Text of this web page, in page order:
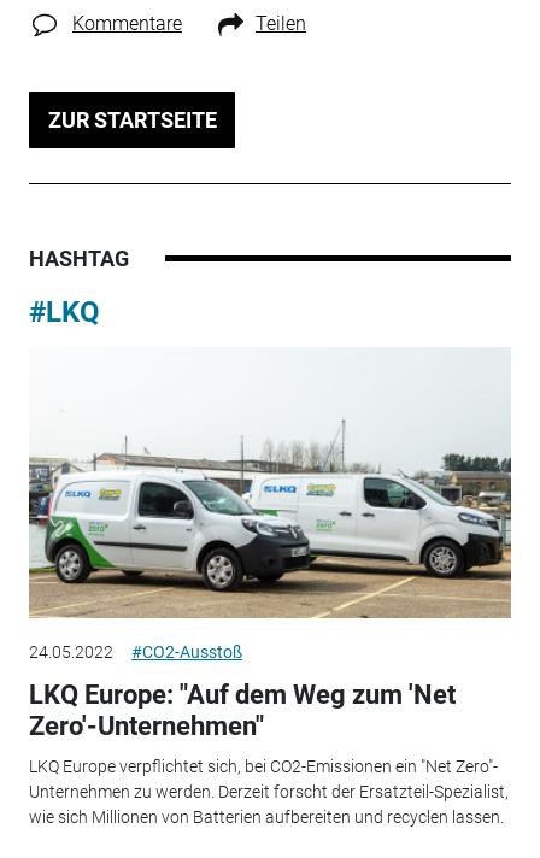
Kommentare Teilen
ZUR STARTSEITE
HASHTAG
#LKQ
24.05.2022 #CO2-Ausstoß
LKQ Europe: "Auf dem Weg zum 'Net
Zero'-Unternehmen"
LKQ Europe verpflichtet sich, bei CO2-Emissionen ein "Net Zero"-
Unternehmen zu werden. Derzeit forscht der Ersatzteil-Spezialist,
wie sich Millionen von Batterien aufbereiten und recyclen lassen.